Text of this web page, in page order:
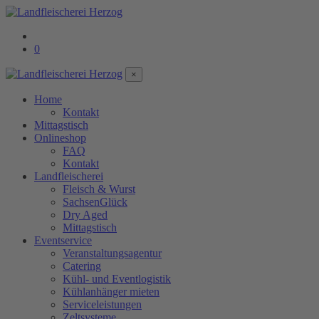
0
×
Home
Kontakt
Mittagstisch
Onlineshop
FAQ
Kontakt
Landfleischerei
Fleisch & Wurst
SachsenGlück
Dry Aged
Mittagstisch
Eventservice
Veranstaltungsagentur
Catering
Kühl- und Eventlogistik
Kühlanhänger mieten
Serviceleistungen